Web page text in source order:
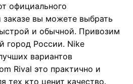
официального
заказе вы можете выбрать
и обычной. Привозим
город России. Nike
вариантов
Rival это практично и
тех кто ценит качество.